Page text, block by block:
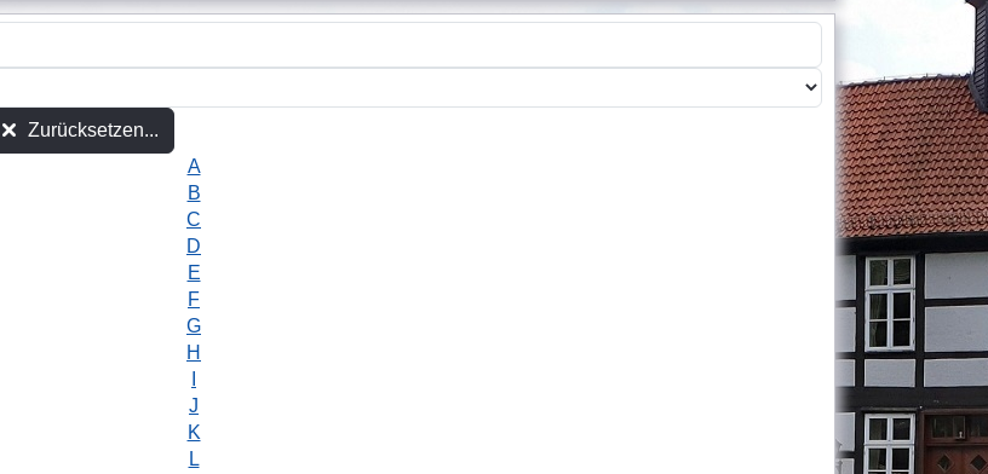
Zurücksetzen...
A
B
C
D
E
F
G
H
J
K
L